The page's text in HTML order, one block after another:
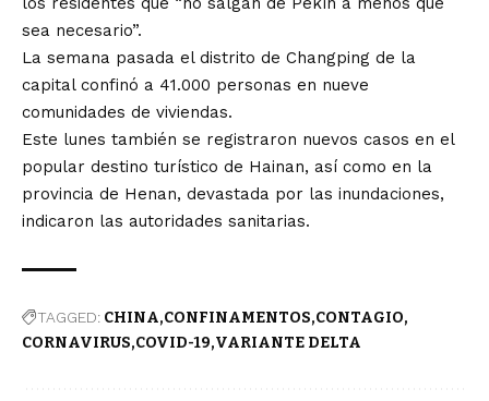
sea necesario”.
La semana pasada el distrito de Changping de la
capital confinó a 41.000 personas en nueve
comunidades de viviendas.
Este lunes también se registraron nuevos casos en el
popular destino turístico de Hainan, así como en la
provincia de Henan, devastada por las inundaciones,
indicaron las autoridades sanitarias.
TAGGED: CHINA CONFINAMENTOS CONTAGIO
CORNAVIRUS COVID-19 VARIANTE DELTA